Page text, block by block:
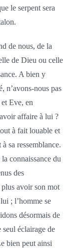
le serpent sera
de nous, de la
de Dieu ou celle
A bien y
n’avons-nous pas
Eve, en
affaire à lui ?
à fait louable et
sa ressemblance.
connaissance du
des
avoir son mot
; l’homme se
désormais de
seul éclairage de
bien peut ainsi